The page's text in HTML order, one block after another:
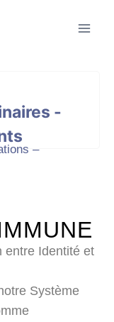
-
–
entre Identité et
Système